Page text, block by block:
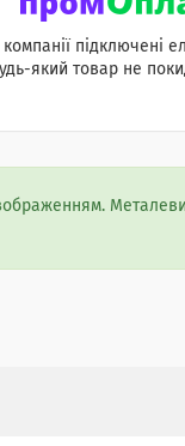
компанії підключені
який товар не